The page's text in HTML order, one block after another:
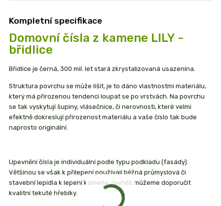
Kompletní specifikace
Domovní čísla z kamene LILY -
břidlice
Břidlice je černá, 300 mil. let stará zkrystalizovaná usazenina.
Struktura povrchu se může lišit, je to dáno vlastnostmi materiálu,
který má přirozenou tendenci loupat se po vrstvách. Na povrchu
se tak vyskytují šupiny, vlásečnice, či nerovnosti, které velmi
efektně dokreslují přirozenost materiálu a vaše číslo tak bude
naprosto originální.
Upevnění čísla je individuální podle typu podkladu (fasády).
Většinou se však k přilepení používají běžná průmyslová či
stavební lepidla k lepení kamene, rovněž můžeme doporučit
kvalitní tekuté hřebíky.